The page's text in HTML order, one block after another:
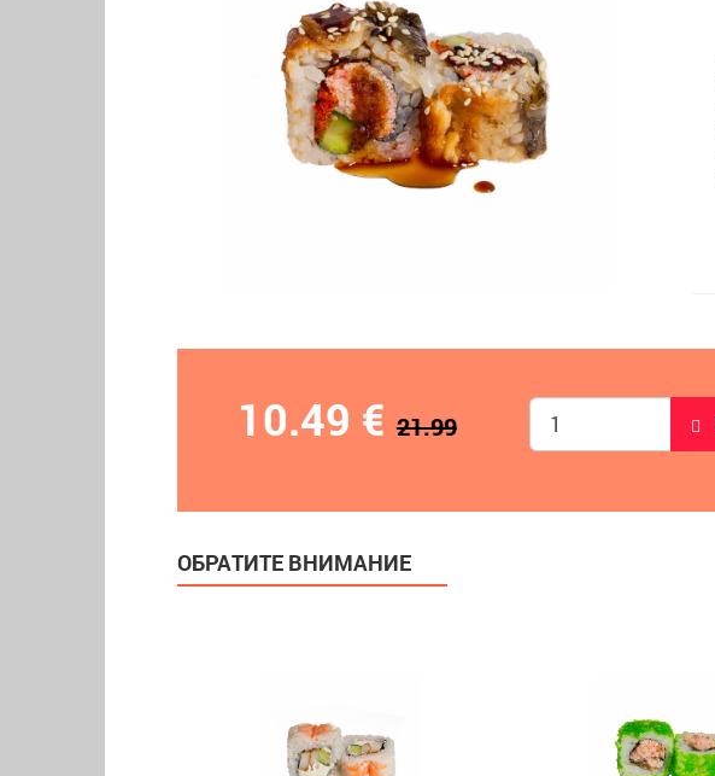
10.49 €21.99
ОБРАТИТЕ ВНИМАНИЕ